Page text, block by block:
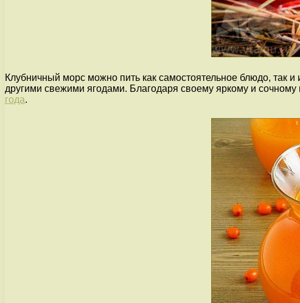
Клубничный морс можно пить как самостоятельное блюдо, так
другими свежими ягодами. Благодаря своему яркому и
года.